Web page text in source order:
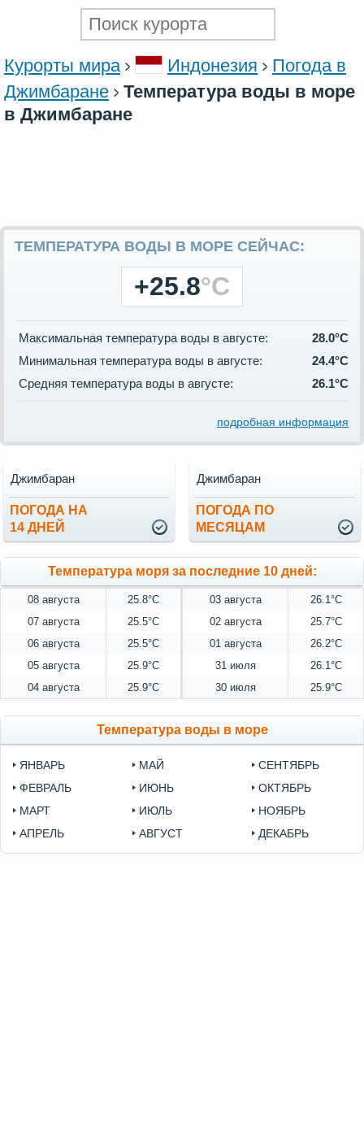
Курорты мира Индонезия
Погода в
Джимбаране
Температура воды в море
в Джимбаране
ТЕМПЕРАТУРА ВОДЫ В МОРЕ СЕЙЧАС:
+25.8°C
Максимальная температура воды в августе:
28.0°C
Минимальная температура воды в августе:
24.4°C
Средняя температура воды в августе:
26.1°C
подробная информация
ПОГОДА НА
14 ДНЕЙ
Джимбаран
ПОГОДА ПО
МЕСЯЦАМ
Джимбаран
Температура моря за последние 10 дней:
08 августа 25.8°C 03 августа
26.1°C
07 августа
25.5°C 02 августа
25.7°C
06 августа
25.5°C 01 августа
26.2°C
05 августа
25.9°C 31 июля
26.1°C
04 августа
25.9°C 30 июля 25.9°C
Температура воды в море
ЯНВАРЬ
ФЕВРАЛЬ
МАРТ
АПРЕЛЬ
МАЙ
ИЮНЬ
ИЮЛЬ
АВГУСТ
СЕНТЯБРЬ
ОКТЯБРЬ
НОЯБРЬ
ДЕКАБРЬ